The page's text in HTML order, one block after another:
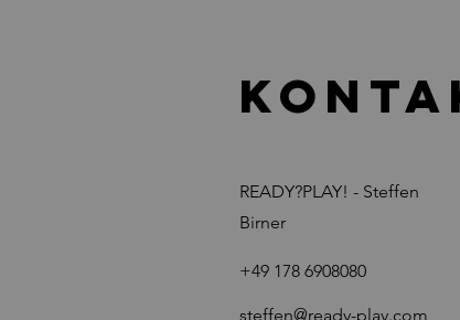
READY?PLAY! - Steffen
Birner
+49 178 6908080
steffen@ready-play.com